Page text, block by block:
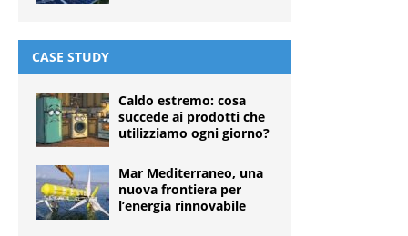
CASE STUDY
Caldo estremo: cosa
succede ai prodotti che
utilizziamo ogni giorno?
Mar Mediterraneo, una
nuova frontiera per
l’energia rinnovabile